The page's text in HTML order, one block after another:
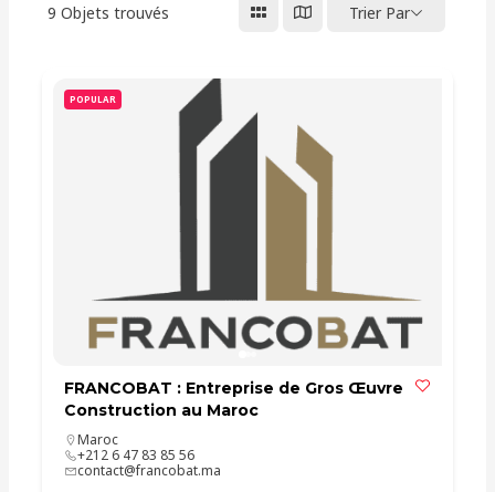
9 Objets trouvés Trier Par
POPULAR
FRANCOBAT : Entreprise de Gros Œuvre
Construction au Maroc
Maroc
+212 6 47 83 85 56
contact@francobat.ma